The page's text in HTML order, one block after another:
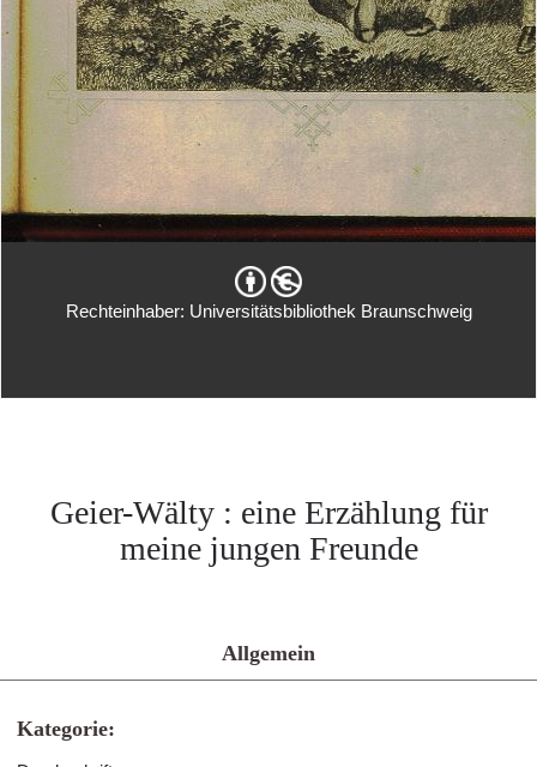
Rechteinhaber: Universitätsbibliothek Braunschweig
Geier-Wälty : eine Erzählung für
meine jungen Freunde
Allgemein
Kategorie: